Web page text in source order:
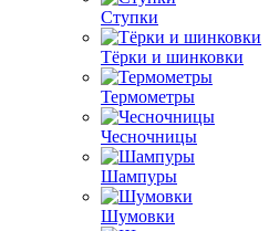
Ступки
Тёрки и шинковки
Термометры
Чесночницы
Шампуры
Шумовки